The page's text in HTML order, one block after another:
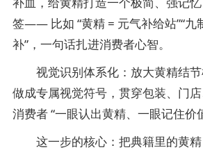
签—— 比如 “黄精 = 元气补给站”“九
补”，一句话扎进消费者心智。
视觉识别体系化：放大黄精结节
做成专属视觉符号，贯穿包装、门
消费者 “一眼认出黄精、一眼记住价
这一步的核心：把典籍里的黄精